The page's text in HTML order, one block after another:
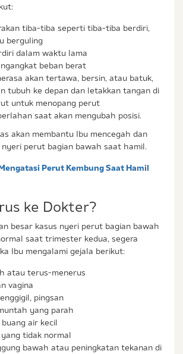
tiba-tiba seperti tiba-tiba berdiri,
berguling
dalam waktu lama
beban berat
akan tertawa, bersin, atau batuk,
tubuh ke depan dan letakkan tangan di
untuk menopang perut
saat akan mengubah posisi.
akan membantu Ibu mencegah dan
nyeri perut bagian bawah saat hamil.
Perut Kembung Saat Hamil
ke Dokter?
besar kasus nyeri perut bagian bawah
saat trimester kedua, segera
Ibu mengalami gejala berikut:
atau terus-menerus
vagina
pingsan
yang parah
air kecil
tidak normal
bawah atau peningkatan tekanan di